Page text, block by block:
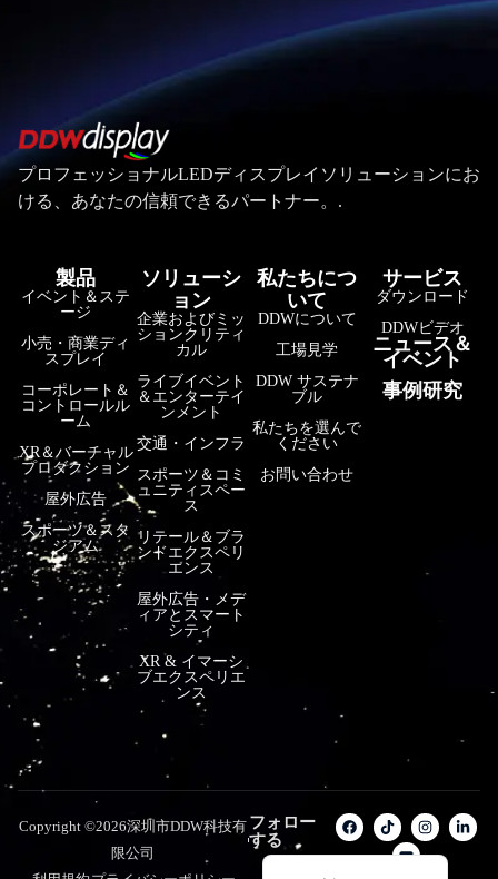
プロフェッショナルLEDディスプレイソリューションにお
ける、あなたの信頼できるパートナー。.
製品
イベント＆ステ
ージ
小売・商業ディ
スプレイ
コーポレート＆
コントロールル
ーム
XR＆バーチャル
プロダクション
屋外広告
スポーツ＆スタ
ジアム
ソリューシ
ョン
企業およびミッ
ションクリティ
カル
ライブイベント
＆エンターテイ
ンメント
交通・インフラ
スポーツ＆コミ
ュニティスペー
ス
リテール＆ブラ
ンドエクスペリ
エンス
屋外広告・メデ
ィアとスマート
シティ
XR & イマーシ
ブエクスペリエ
ンス
私たちにつ
いて
DDWについて
工場見学
DDW サステナ
ブル
私たちを選んで
ください
お問い合わせ
サービス
ダウンロード
DDWビデオ
ニュース＆
イベント
事例研究
Copyright ©2026深圳市DDW科技有
限公司
フォロー
する
English
Español
العربية
Bahasa Indonesia
हिन्दी
فارسی